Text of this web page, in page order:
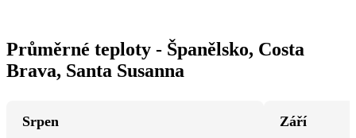
Průměrné teploty - Španělsko, Costa
Brava, Santa Susanna
Srpen
Září